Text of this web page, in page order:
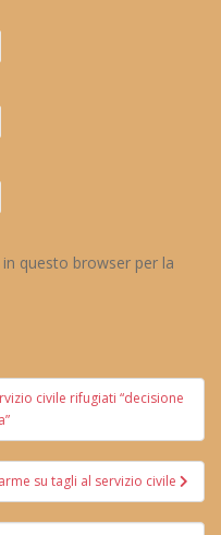
questo browser per la
civile rifugiati “decisione
su tagli al servizio civile